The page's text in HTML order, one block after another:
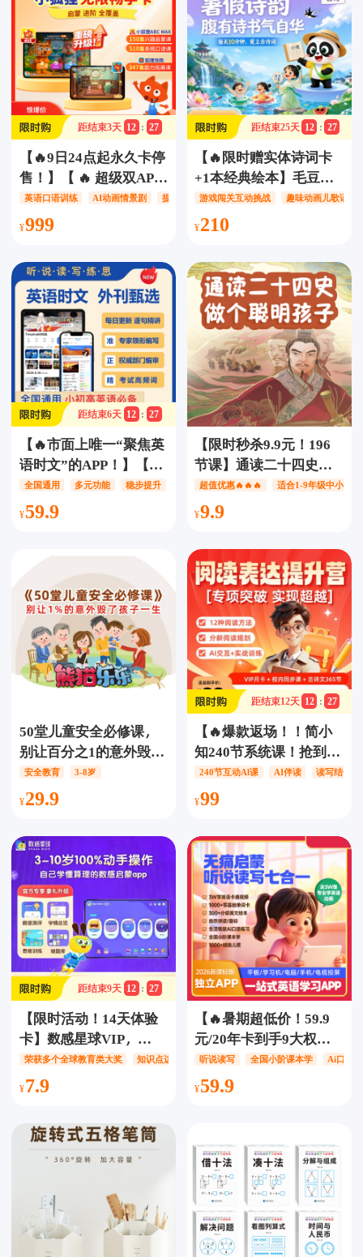
分、复读、查词、调
速、隐藏译文/教材同步/
课内同步/每日英语
距结束3天 12 : 27
【🔥9日24点起永久卡停
售！】【 🔥 超级双APP
永久卡-加量不加价！】
【纯课无实物】【小狐
快跑】双app永久卡会
员，沉浸式AI动画情景
剧，通过角色扮演和模
拟对话形式，让孩子沉
浸在纯正的语言环境
中，自然地习得语言听
书技能，掌握地道英
语！
英语口语训练 AI动画情景剧 提升英语听书技能
999
距结束6天 12 : 27
【🔥市面上唯一“聚焦英
语时文”的APP！】【12
年卡】少年环球视野会
员-精读时文，每天30分
隐藏译文8大热门主题，
贴合中高考趋势，小初
高大学全都能用！
全国通用 多元功能 稳步提升
59.9
50堂儿童安全必修课，
别让百分之1的意外毁了
孩子的一生
安全教育 3-8岁
29.9
距结束9天 12 : 27
【限时活动！14天体验
卡】数感星球VIP，
5000+趣味同步练习、
1300+数学游戏，3-10岁
练，无痛提高计算能
力，PK模式、亲子互动
等多种方式，监督引导
荣获多个全球教育类大奖 知识点边玩边学
7.9
实时跟踪，小初高大学
四六级考研词汇全覆盖
距结束25天 12 : 27
【🔥限时赠实体诗词卡
+1本经典绘本】毛豆爱
古诗终身卡，140首精讲
诗/200首拓展诗/共计340
耳熟能详的诗人/140+个
人文知识/260+个自然百
科知识拓展，趣味互动
动画跟读学习，让孩子
爱上学古诗~
游戏闯关互动挑战 趣味动画儿歌诵读
210
【限时秒杀9.9元！196
节课】通读二十四史
（少儿版），完整串联
5000年华夏文明，学习
作素材，学习古诗古
文，增长见识！
超值优惠🔥🔥🔥 适合1-9年级中小学生
9.9
距结束12天 12 : 27
【🔥爆款返场！！简小
知240节系统课！抢到立
省1200！额外加赠价值
400元三大福利！】简小
提升营S1-S5选一阶段，
12种阅读方法，分龄阅
读规划，AI交互+实战训
练
240节互动Al课 AI伴读 读写结合
99
【🔥暑期超低价！59.9
元/20年卡到手9大权
益】《知识课堂》英语
动画启蒙APP，无痛启蒙
大模块内容全部可学无
续费，一站式英语学习
APP！
听说读写 全国小阶课本学 Ai口语
59.9